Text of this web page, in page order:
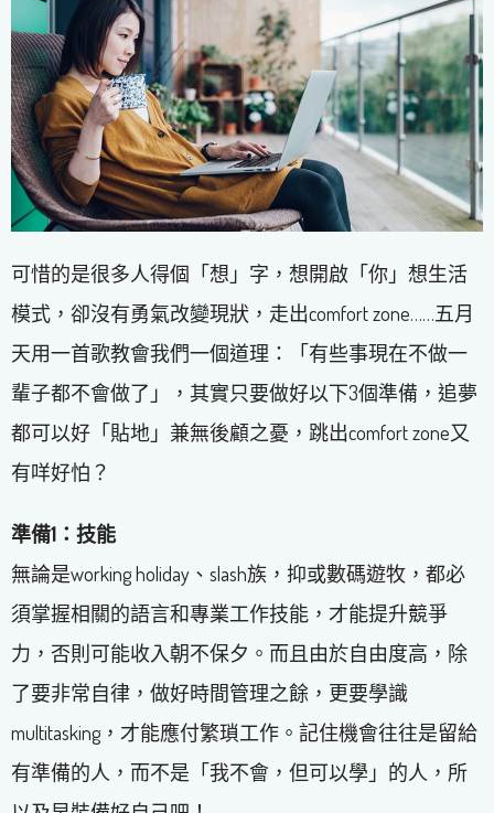
可惜的是很多人得個「想」字，想開啟「你」想生活
模式，卻沒有勇氣改變現狀，走出comfort zone……五月
天用一首歌教會我們一個道理：「有些事現在不做一
輩子都不會做了」，其實只要做好以下3個準備，追夢
都可以好「貼地」兼無後顧之憂，跳出comfort zone又
有咩好怕？
準備1：技能
無論是working holiday、slash族，抑或數碼遊牧，都必
須掌握相關的語言和專業工作技能，才能提升競爭
力，否則可能收入朝不保夕。而且由於自由度高，除
了要非常自律，做好時間管理之餘，更要學識
multitasking，才能應付繁瑣工作。記住機會往往是留給
有準備的人，而不是「我不會，但可以學」的人，所